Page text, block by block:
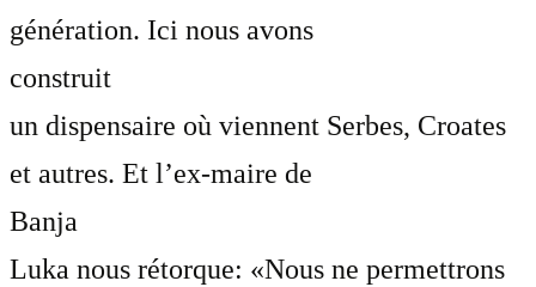
génération. Ici nous avons
construit
un dispensaire où viennent Serbes, Croates
et autres. Et l’ex-maire de
Banja
Luka nous rétorque: «Nous ne permettrons